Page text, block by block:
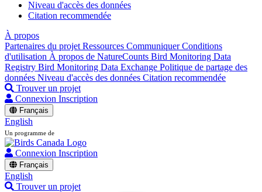
Niveau d'accès des données
Citation recommendée
À propos
Partenaires du projet Ressources CommuniquerConditions
d'utilisation À propos de NatureCounts Bird Monitoring Data
Registry Bird Monitoring Data Exchange Politique de partage des
données Niveau d'accès des données Citation recommendée
Trouver un projet
Connexion Inscription
Français
English
Un programme de
Connexion Inscription
Français
English
Trouver un projet